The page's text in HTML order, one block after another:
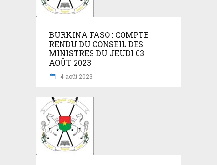
BURKINA FASO : COMPTE
RENDU DU CONSEIL DES
MINISTRES DU JEUDI 03
AOÛT 2023
4 août 2023